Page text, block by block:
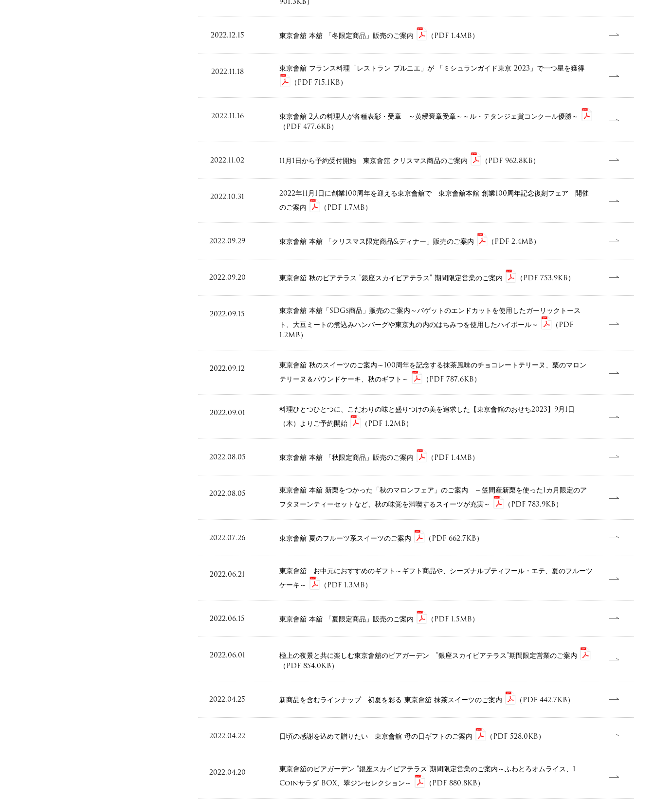
2022.12.15 東京會舘 本舘 「冬限定商品」販売のご案内 （PDF 1.4MB）
2022.11.18
東京會舘 フランス料理「レストラン プルニエ」が 「ミシュランガイド東京 2023」で一つ星を獲得
（PDF 715.1KB）
2022.11.16
東京會舘 2人の料理人が各種表彰・受章 ～黄綬褒章受章～～ル・テタンジェ賞コンクール優勝～
（PDF 477.6KB）
2022.11.02 11月1日から予約受付開始 東京會舘 クリスマス商品のご案内 （PDF 962.8KB）
2022.10.31
2022年11月1日に創業100周年を迎える東京會舘で 東京會舘本舘 創業100周年記念復刻フェア 開催
のご案内
（PDF 1.7MB）
2022.09.29 東京會舘 本舘 「クリスマス限定商品&ディナー」販売のご案内 （PDF 2.4MB）
2022.09.20 東京會舘 秋のビアテラス "銀座スカイビアテラス" 期間限定営業のご案内 （PDF 753.9KB）
2022.09.15
東京會舘 本舘「SDGs商品」販売のご案内～バゲットのエンドカットを使用したガーリックトース
ト、大豆ミートの煮込みハンバーグや東京丸の内のはちみつを使用したハイボール～
（PDF
1.2MB）
2022.09.12
東京會舘 秋のスイーツのご案内～100周年を記念する抹茶風味のチョコレートテリーヌ、栗のマロン
テリーヌ＆パウンドケーキ、秋のギフト～
（PDF 787.6KB）
2022.09.01
料理ひとつひとつに、こだわりの味と盛りつけの美を追求した【東京會舘のおせち2023】9月1日
（木）よりご予約開始
（PDF 1.2MB）
2022.08.05 東京會舘 本舘 「秋限定商品」販売のご案内 （PDF 1.4MB）
2022.08.05
東京會舘 本舘 新栗をつかった「秋のマロンフェア」のご案内 ～笠間産新栗を使った1カ月限定のア
フタヌーンティーセットなど、秋の味覚を満喫するスイーツが充実～
（PDF 783.9KB）
2022.07.26 東京會舘 夏のフルーツ系スイーツのご案内 （PDF 662.7KB）
2022.06.21
東京會舘 お中元におすすめのギフト～ギフト商品や、シーズナルプティフール・エテ、夏のフルーツ
ケーキ～
（PDF 1.3MB）
2022.06.15 東京會舘 本舘 「夏限定商品」販売のご案内 （PDF 1.5MB）
2022.06.01
極上の夜景と共に楽しむ東京會舘のビアガーデン "銀座スカイビアテラス"期間限定営業のご案内
（PDF 854.0KB）
2022.04.25 新商品を含むラインナップ 初夏を彩る 東京會舘 抹茶スイーツのご案内 （PDF 442.7KB）
2022.04.22 日頃の感謝を込めて贈りたい 東京會舘 母の日ギフトのご案内 （PDF 528.0KB）
2022.04.20
東京會舘のビアガーデン "銀座スカイビアテラス"期間限定営業のご案内～ふわとろオムライス、1
Coinサラダ BOX、翠ジンセレクション～
（PDF 880.8KB）